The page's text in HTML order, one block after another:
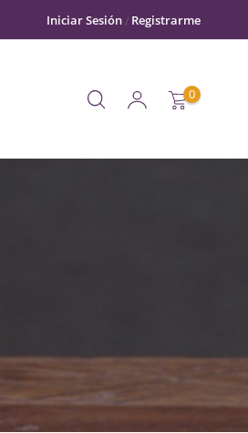
Iniciar Sesión Registrarme
0